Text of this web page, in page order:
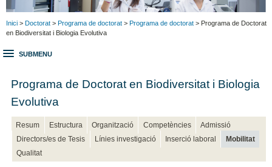
Inici > Doctorat > Programa de doctorat > Programa de doctorat > Programa de Doctorat
en Biodiversitat i Biologia Evolutiva
SUBMENU
Programa de Doctorat en Biodiversitat i Biologia
Evolutiva
Resum Estructura Organització Competències
Admissió
Directors/es de Tesis
Línies investigació Inserció laboral
Mobilitat
Qualitat